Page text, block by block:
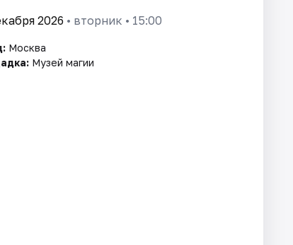
2026 • вторник • 15:00
Москва
Музей магии